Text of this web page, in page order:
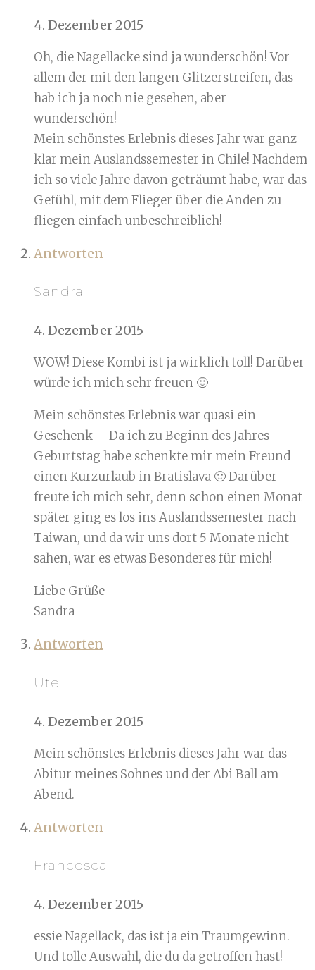
4. Dezember 2015
Oh, die Nagellacke sind ja wunderschön! Vor
allem der mit den langen Glitzerstreifen, das
hab ich ja noch nie gesehen, aber
wunderschön!
Mein schönstes Erlebnis dieses Jahr war ganz
klar mein Auslandssemester in Chile! Nachdem
ich so viele Jahre davon geträumt habe, war das
Gefühl, mit dem Flieger über die Anden zu
fliegen einfach unbeschreiblich!
Antworten
Sandra
4. Dezember 2015
WOW! Diese Kombi ist ja wirklich toll! Darüber
würde ich mich sehr freuen 🙂
Mein schönstes Erlebnis war quasi ein
Geschenk – Da ich zu Beginn des Jahres
Geburtstag habe schenkte mir mein Freund
einen Kurzurlaub in Bratislava 🙂 Darüber
freute ich mich sehr, denn schon einen Monat
später ging es los ins Auslandssemester nach
Taiwan, und da wir uns dort 5 Monate nicht
sahen, war es etwas Besonderes für mich!
Liebe Grüße
Sandra
Antworten
Ute
4. Dezember 2015
Mein schönstes Erlebnis dieses Jahr war das
Abitur meines Sohnes und der Abi Ball am
Abend.
Antworten
Francesca
4. Dezember 2015
essie Nagellack, das ist ja ein Traumgewinn.
Und tolle Auswahl, die du da getroffen hast!